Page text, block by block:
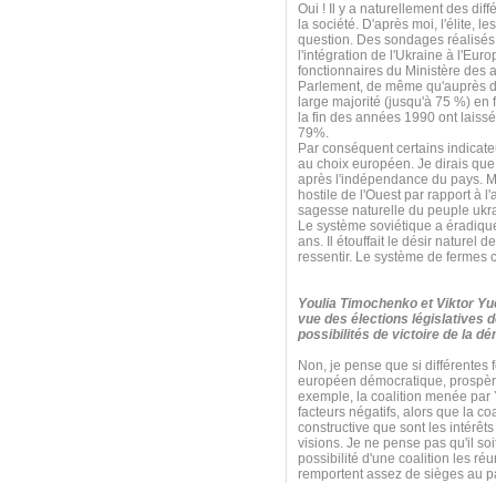
Oui ! Il y a naturellement des
la société. D'après moi, l'élite,
question. Des sondages
l'intégration de l'Ukraine à
fonctionnaires du Ministère des
Parlement, de même qu'auprès
large majorité (jusqu'à 75 %)
la fin des années 1990 ont
79%.
Par conséquent certains
au choix européen. Je dirais
après l'indépendance du pays.
hostile de l'Ouest par rapport à
sagesse naturelle du peuple
Le système soviétique a
ans. Il étouffait le désir naturel
ressentir. Le système de
Youlia Timochenko et Viktor
vue des élections législatives
possibilités de victoire de la
Non, je pense que si différentes
européen démocratique,
exemple, la coalition menée par
facteurs négatifs, alors que la
constructive que sont les
visions. Je ne pense pas qu'il
possibilité d'une coalition les
remportent assez de sièges au